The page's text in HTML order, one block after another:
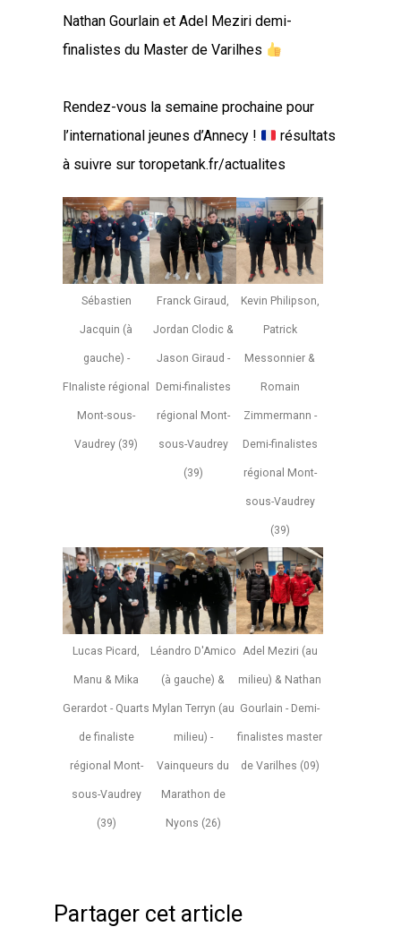
Nathan Gourlain et Adel Meziri demi-
finalistes du Master de Varilhes
Rendez-vous la semaine prochaine pour
l’international jeunes d’Annecy !
résultats
à suivre sur toropetank.fr/actualites
Sébastien
Jacquin (à
gauche) -
FInaliste régional
Mont-sous-
Vaudrey (39)
Franck Giraud,
Jordan Clodic &
Jason Giraud -
Demi-finalistes
régional Mont-
sous-Vaudrey
(39)
Kevin Philipson,
Patrick
Messonnier &
Romain
Zimmermann -
Demi-finalistes
régional Mont-
sous-Vaudrey
(39)
Lucas Picard,
Manu & Mika
Gerardot - Quarts
de finaliste
régional Mont-
sous-Vaudrey
(39)
Léandro D'Amico
(à gauche) &
Mylan Terryn (au
milieu) -
Vainqueurs du
Marathon de
Nyons (26)
Adel Meziri (au
milieu) & Nathan
Gourlain - Demi-
finalistes master
de Varilhes (09)
Partager cet article